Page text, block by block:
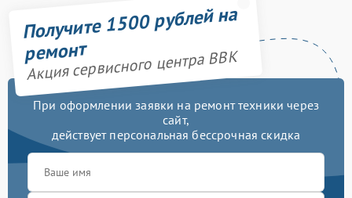
Получите 1500 рублей на
ремонт
Акция сервисного центра BBK
При оформлении заявки на ремонт техники через
сайт,
действует персональная бессрочная скидка